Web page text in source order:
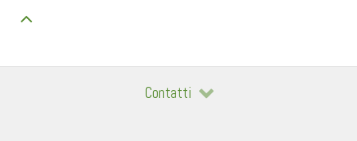
Contatti